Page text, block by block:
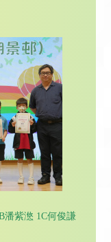
紫滺 1C何俊謙